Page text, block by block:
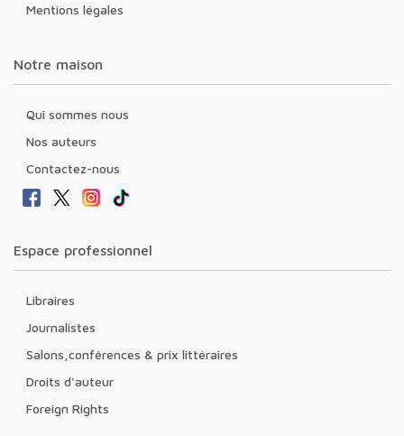
Mentions légales
Notre maison
Qui sommes nous
Nos auteurs
Contactez-nous
Espace professionnel
Libraires
Journalistes
Salons,conférences & prix littéraires
Droits d'auteur
Foreign Rights